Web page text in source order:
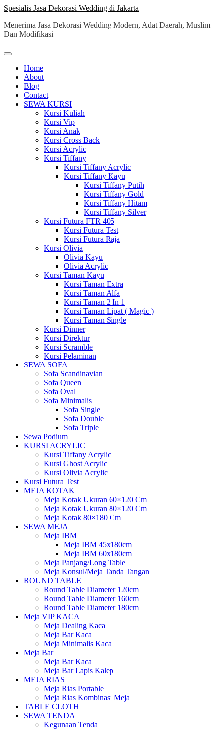
Skip
content
Spesialis Jasa Dekorasi Wedding di Jakarta
Menerima Jasa Dekorasi Wedding Modern, Adat Daerah, Muslim
Dan Modifikasi
Home
About
Blog
Contact
SEWA KURSI
Kursi Kuliah
Kursi Vip
Kursi Anak
Kursi Cross Back
Kursi Acrylic
Kursi Tiffany
Kursi Tiffany Acrylic
Kursi Tiffany Kayu
Kursi Tiffany Putih
Kursi Tiffany Gold
Kursi Tiffany Hitam
Kursi Tiffany Silver
Kursi Futura FTR 405
Kursi Futura Test
Kursi Futura Raja
Kursi Olivia
Olivia Kayu
Olivia Acrylic
Kursi Taman Kayu
Kursi Taman Extra
Kursi Taman Alfa
Kursi Taman 2 In 1
Kursi Taman Lipat ( Magic )
Kursi Taman Single
Kursi Dinner
Kursi Direktur
Kursi Scramble
Kursi Pelaminan
SEWA SOFA
Sofa Scandinavian
Sofa Queen
Sofa Oval
Sofa Minimalis
Sofa Single
Sofa Double
Sofa Triple
Sewa Podium
KURSI ACRYLIC
Kursi Tiffany Acrylic
Kursi Ghost Acrylic
Kursi Olivia Acrylic
Kursi Futura Test
MEJA KOTAK
Meja Kotak Ukuran 60×120 Cm
Meja Kotak Ukuran 80×120 Cm
Meja Kotak 80×180 Cm
SEWA MEJA
Meja IBM
Meja IBM 45x180cm
Meja IBM 60x180cm
Meja Panjang/Long Table
Meja Konsul/Meja Tanda Tangan
ROUND TABLE
Round Table Diameter 120cm
Round Table Diameter 160cm
Round Table Diameter 180cm
Meja VIP KACA
Meja Dealing Kaca
Meja Bar Kaca
Meja Minimalis Kaca
Meja Bar
Meja Bar Kaca
Meja Bar Lapis Kalep
MEJA RIAS
Meja Rias Portable
Meja Rias Kombinasi Meja
TABLE CLOTH
SEWA TENDA
Kegunaan Tenda